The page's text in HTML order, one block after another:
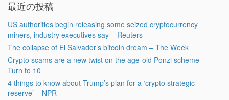
最近の投稿
US authorities begin releasing some seized cryptocurrency
miners, industry executives say – Reuters
The collapse of El Salvador’s bitcoin dream – The Week
Crypto scams are a new twist on the age-old Ponzi scheme –
Turn to 10
4 things to know about Trump’s plan for a ‘crypto strategic
reserve’ – NPR